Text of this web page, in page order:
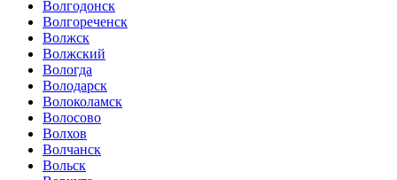
Волгодонск
Волгореченск
Волжск
Волжский
Вологда
Володарск
Волоколамск
Волосово
Волхов
Волчанск
Вольск